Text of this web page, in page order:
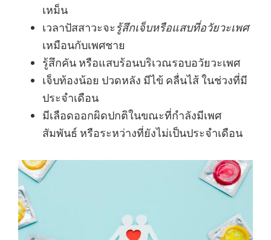
เหม็น
เวลาปัสสาวะจะ รู้สึกเจ็บหรือแสบที่อวัยวะเพศ
เหมือนกับเพศชาย
รู้สึกคัน หรือแสบร้อนบริเวณรอบอวัยวะเพศ
เจ็บท้องน้อย ปวดหลัง มีไข้ คลื่นไส้ ในช่วงที่มี
ประจำเดือน
มีเลือดออกผิดปกติในขณะที่กำลังมีเพศ
สัมพันธ์ หรือระหว่างที่ยังไม่เป็นประจำเดือน